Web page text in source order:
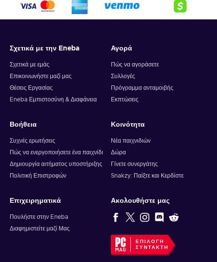
Σχετικά με την Eneba
Σχετικά με εμάς
Επικοινωνήστε μαζί μας
Θέσεις Εργασίας
Eneba Εμπιστοσύνη & Διαφάνεια
Αγορά
Πώς να αγοράσετε
Συλλογές
Πρόγραμμα ανταμοιβής
Εκπτώσεις
Βοήθεια
Συχνές ερωτήσεις
Πώς να ενεργοποιήσετε ένα παιχνίδι
Δημιουργία αιτήματος υποστήριξης
Πολιτική Επιστροφών
Κοινότητα
Νέα παιχνιδιών
Δώρα
Γίνετε συνεργάτης
Snakzy: Παίξτε και Κερδίστε
Επιχειρηματικά
Πουλήστε στην Eneba
Διαφημιστείτε μαζί Μας
Ακολουθήστε μας
ΕΠΙΛΟΓΉ
ΣΥΝΤΆΚΤΗ